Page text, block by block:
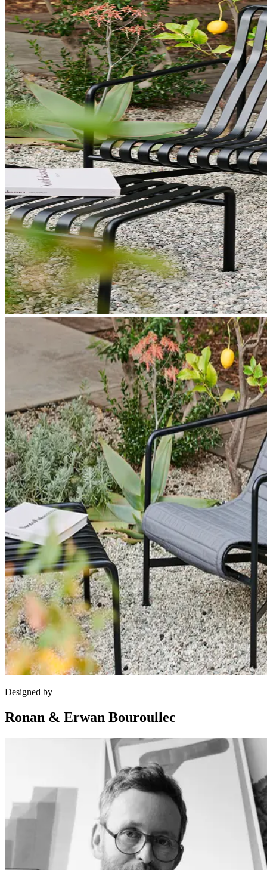
Designed by
Ronan & Erwan Bouroullec